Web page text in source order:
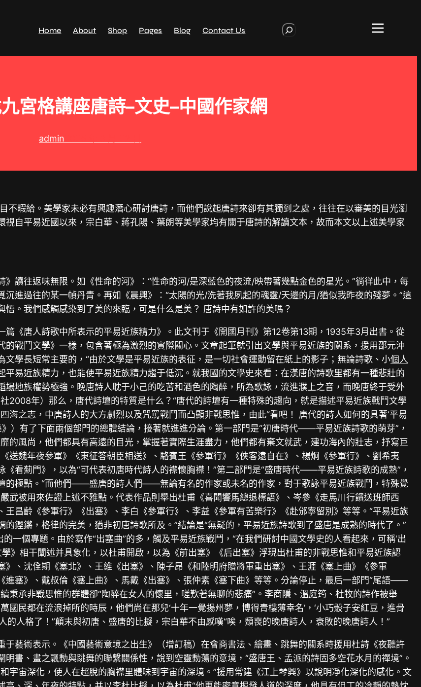
Home About Shop Pages Blog Contact Us
r
宮格講座唐詩–文史–中國作家網
admin
不暇給。美學家未必有興趣潛心研討唐詩，而他們說起唐詩來卻有其獨到之處，往往在以審美的目光瀏
自平易近國以來，宗白華、蔣孔陽、葉朗等美學家均有關于唐詩的解讀文本，故而本文以上述美學家
讀往返味無限。如《性命的河》：“性命的河/是深藍色的夜流/映帶著幾點金色的星光。”徜徉此中，每
進過往的某一幀丹青。再如《晨興》：“太陽的光/洗著我夙起的魂靈/天邊的月/猶似我昨夜的殘夢。”這
。我們感觸感染到了美的來臨，可是什么是美？ 唐詩中有如許的美嗎？
《唐人詩歌中所表示的平易近族精力》。此文刊于《開國月刊》第12卷第13期，1935年3月出書。從
戰鬥文學》一樣，包含著極為激烈的實際關心。文章起筆就引出文學與平易近族的關系，援用邵元沖
文學長短常主要的，“由於文學是平易近族的表征，是一切社會運動留在紙上的影子；無論詩歌、小個人
易近族精力，也能使平易近族精力趨于低沉。就我國的文學史來看：在漢唐的詩歌里都有一種悲壯的
場地族權勢極強。晚唐詩人耽于小己的吃苦和酒色的陶醉，所為歌詠，流進濮上之音，而晚唐終于受外
2008年）那么，唐代詩壇的特質是什么？“唐代的詩壇有一種特殊的趨向，就是描述平易近族戰鬥文學
海之志，中唐詩人的大方劇烈以及咒罵戰鬥而凸顯非戰思惟，由此“看吧！ 唐代的詩人如何的具著‘平易
）有了下面兩個部門的總體結論，接著就進進分論。第一部門是“初唐時代——平易近族詩歌的萌芽”，
的風尚，他們都具有高遠的目光，掌握著實際生涯盡力，他們都有棄文就武，建功海內的壯志，抒寫巨
送魏年夜參軍》《東征答朝臣相送》、駱賓王《參軍行》《俠客遠自在》、楊炯《參軍行》、劉希夷
《看薊門》，以為“可代表初唐時代詩人的襟懷胸襟！”第二部門是“盛唐時代——平易近族詩歌的成熟”，
的極點。“而他們——盛唐的詩人們——無論有名的作家或未名的作家，對于歌詠平易近族戰鬥，特殊覺
武被用來佐證上述不雅點。代表作品則舉出杜甫《喜聞響馬總退標語》、岑參《走馬川行饋送班師西
昌齡《參軍行》《出塞》、李白《參軍行》、李益《參軍有苦樂行》《赴邠寧留別》等等。“平易近族
鏗鏘，格律的完美，猶非初唐詩歌所及。”結論是“無疑的，平易近族詩歌到了盛唐是成熟的時代了。”
個專題。由於寫作“出塞曲”的多，觸及平易近族戰鬥，“在我們研討中國文學史的人看起來，可稱‘出
》相干闡述并具象化，以杜甫開啟，以為《前出塞》《后出塞》浮現出杜甫的非戰思惟和平易近族認
、沈佺期《塞北》、王維《出塞》、陳子昂《和陸明府贈將軍重出塞》、王涯《塞上曲》《參軍
進塞》、戴叔倫《塞上曲》、馬戴《出塞》、張仲素《塞下曲》等等。分論停止，最后一部門“尾語——
秉承非戰思惟的群體卻“陶醉在女人的懷里，嗟歎著無聊的悲痛”。李商隱、溫庭筠、杜牧的詩作被舉
民都在流浪掉所的時辰，他們尚在那兒‘十年一覺揚州夢，博得青樓薄幸名’，‘小巧骰子安紅豆，進骨
的人格了！”顛末與初唐、盛唐的比擬，宗白華不由感嘆“唉，頹喪的晚唐詩人，衰敗的晚唐詩人！”
藝術表示。《中國藝術意境之出生》（增訂稿）在會商書法、繪畫、跳舞的關系時援用杜詩《夜聽許
書、畫之飄動與跳舞的聯繫關係性，說到空靈動蕩的意境，“盛唐王、孟派的詩固多空花水月的禪境”。
宇宙深化，使人在超脫的胸襟里體味到宇宙的深境。”援用常建《江上琴興》以說明凈化深化的感化。文